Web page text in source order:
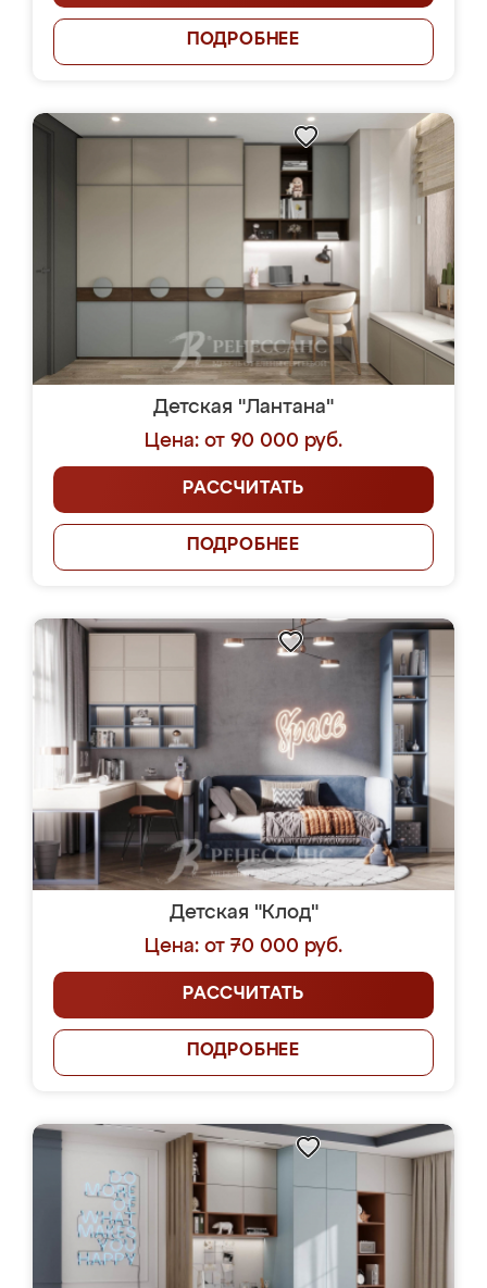
ПОДРОБНЕЕ
Детская "Лантана"
Цена: от 90 000 руб.
РАССЧИТАТЬ
ПОДРОБНЕЕ
Детская "Клод"
Цена: от 70 000 руб.
РАССЧИТАТЬ
ПОДРОБНЕЕ